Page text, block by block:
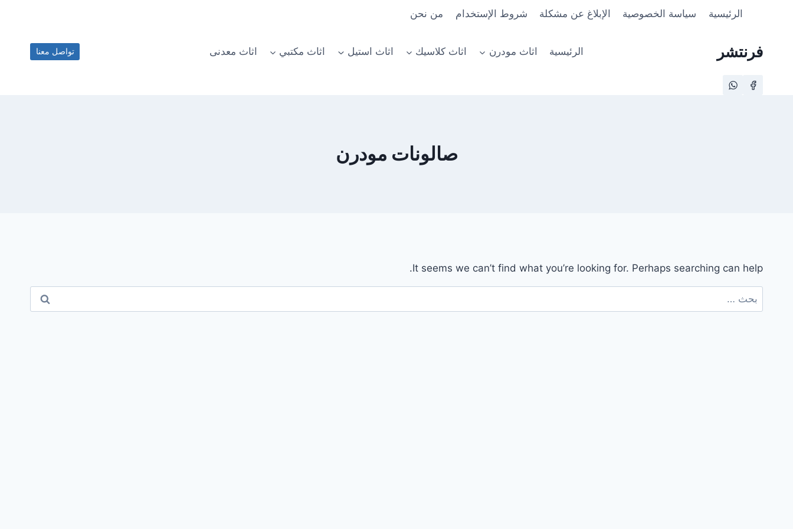
الرئيسية سياسة الخصوصية الإبلاغ عن مشكلة شروط الإستخدام من نحن
فرنتشر الرئيسية اثاث مودرن اثاث كلاسيك اثاث استيل اثاث مكتبي اثاث معدنى تواصل معنا
صالونات مودرن
It seems we can’t find what you’re looking for. Perhaps searching can help.
عن: